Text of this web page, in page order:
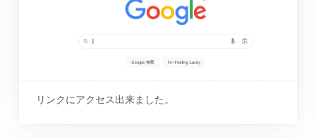
リンクにアクセス出来ました。